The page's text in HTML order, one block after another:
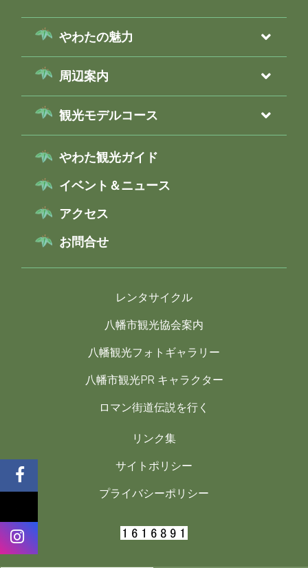
やわたの魅力
周辺案内
観光モデルコース
やわた観光ガイド
イベント＆ニュース
アクセス
お問合せ
レンタサイクル
八幡市観光協会案内
八幡観光フォトギャラリー
八幡市観光PR キャラクター
ロマン街道伝説を行く
リンク集
サイトポリシー
プライバシーポリシー